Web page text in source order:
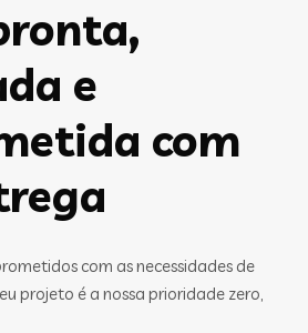
e
com
com as necessidades de
projeto é a nossa prioridade zero,